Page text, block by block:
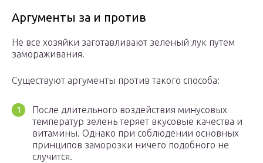
Аргументы за и против
Не все хозяйки заготавливают зеленый лук путем
замораживания.
Существуют аргументы против такого способа:
После длительного воздействия минусовых
температур зелень теряет вкусовые качества и
витамины. Однако при соблюдении основных
принципов заморозки ничего подобного не
случится.